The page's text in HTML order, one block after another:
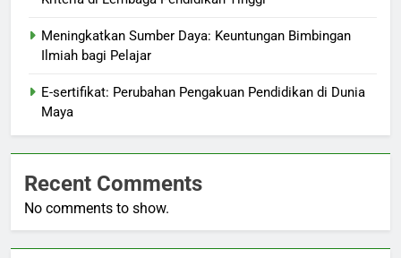
Meningkatkan Sumber Daya: Keuntungan Bimbingan
Ilmiah bagi Pelajar
E-sertifikat: Perubahan Pengakuan Pendidikan di Dunia
Maya
Recent Comments
No comments to show.